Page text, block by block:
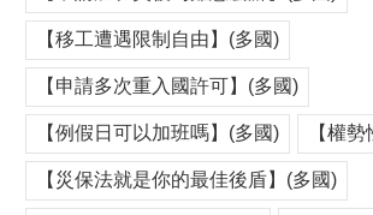
【移工遭遇限制自由】(多國)
【申請多次重入國許可】(多國)
【例假日可以加班嗎】(多國) 【權
【災保法就是你的最佳後盾】(多國)